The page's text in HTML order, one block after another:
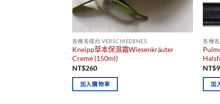
各種各樣的 VERSCHIEDENES
Kneipp草本保濕霜Wiesenkräuter
Creme (150ml)
NT$260
加入購物車
各種
NT$
加